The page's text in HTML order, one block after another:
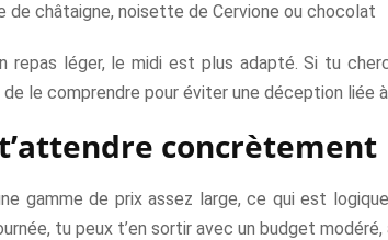
de châtaigne, noisette de Cervione ou chocolat
repas léger, le midi est plus adapté. Si tu
le comprendre pour éviter une déception liée
concrètement
gamme de prix assez large, ce qui est
tu peux t’en sortir avec un budget